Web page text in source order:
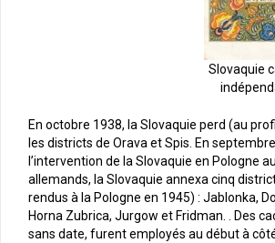
Slovaquie
En octobre 1938, la Slovaquie perd (au
les districts de Orava et Spis. En
l’intervention de la Slovaquie en Pologne
allemands, la Slovaquie annexa cinq
rendus à la Pologne en 1945) : Jablonka,
Horna Zubrica, Jurgow et Fridman. . Des
sans date, furent employés au début à